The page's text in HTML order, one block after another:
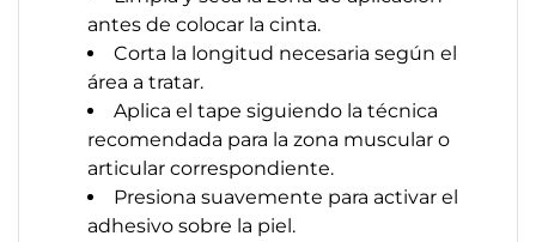
antes de colocar la cinta.
Corta la longitud necesaria según el
área a tratar.
Aplica el tape siguiendo la técnica
recomendada para la zona muscular o
articular correspondiente.
Presiona suavemente para activar el
adhesivo sobre la piel.